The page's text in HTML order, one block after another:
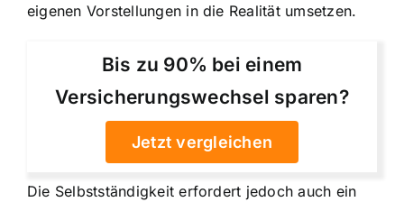
eigenen Vorstellungen in die Realität umsetzen.
Bis zu 90% bei einem
Versicherungswechsel sparen?
Jetzt vergleichen
Die Selbstständigkeit erfordert jedoch auch ein